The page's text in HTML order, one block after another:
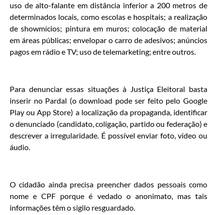
uso de alto-falante em distância inferior a 200 metros de
determinados locais, como escolas e hospitais; a realização
de showmícios; pintura em muros; colocação de material
em áreas públicas; envelopar o carro de adesivos; anúncios
pagos em rádio e TV; uso de telemarketing; entre outros.
Para denunciar essas situações à Justiça Eleitoral basta
inserir no Pardal (o download pode ser feito pelo Google
Play ou App Store) a localização da propaganda, identificar
o denunciado (candidato, coligação, partido ou federação) e
descrever a irregularidade. É possível enviar foto, vídeo ou
áudio.
O cidadão ainda precisa preencher dados pessoais como
nome e CPF porque é vedado o anonimato, mas tais
informações têm o sigilo resguardado.